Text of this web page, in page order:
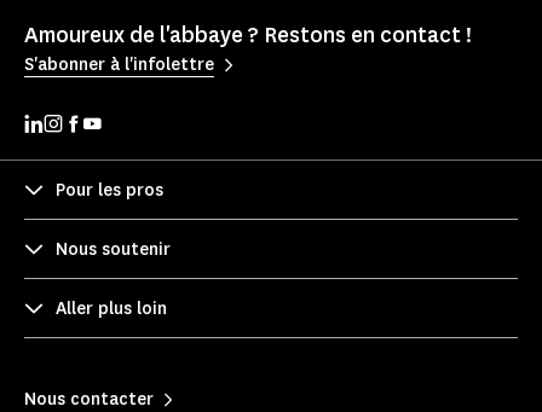
Amoureux de l'abbaye ? Restons en contact !
S'abonner à l'infolettre
Pour les pros
Nous soutenir
Aller plus loin
Nous contacter